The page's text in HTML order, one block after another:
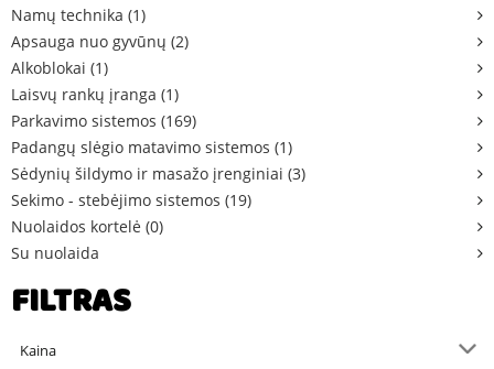
Namų technika (1)
Apsauga nuo gyvūnų (2)
Alkoblokai (1)
Laisvų rankų įranga (1)
Parkavimo sistemos (169)
Padangų slėgio matavimo sistemos (1)
Sėdynių šildymo ir masažo įrenginiai (3)
Sekimo - stebėjimo sistemos (19)
Nuolaidos kortelė (0)
Su nuolaida
FILTRAS
Kaina